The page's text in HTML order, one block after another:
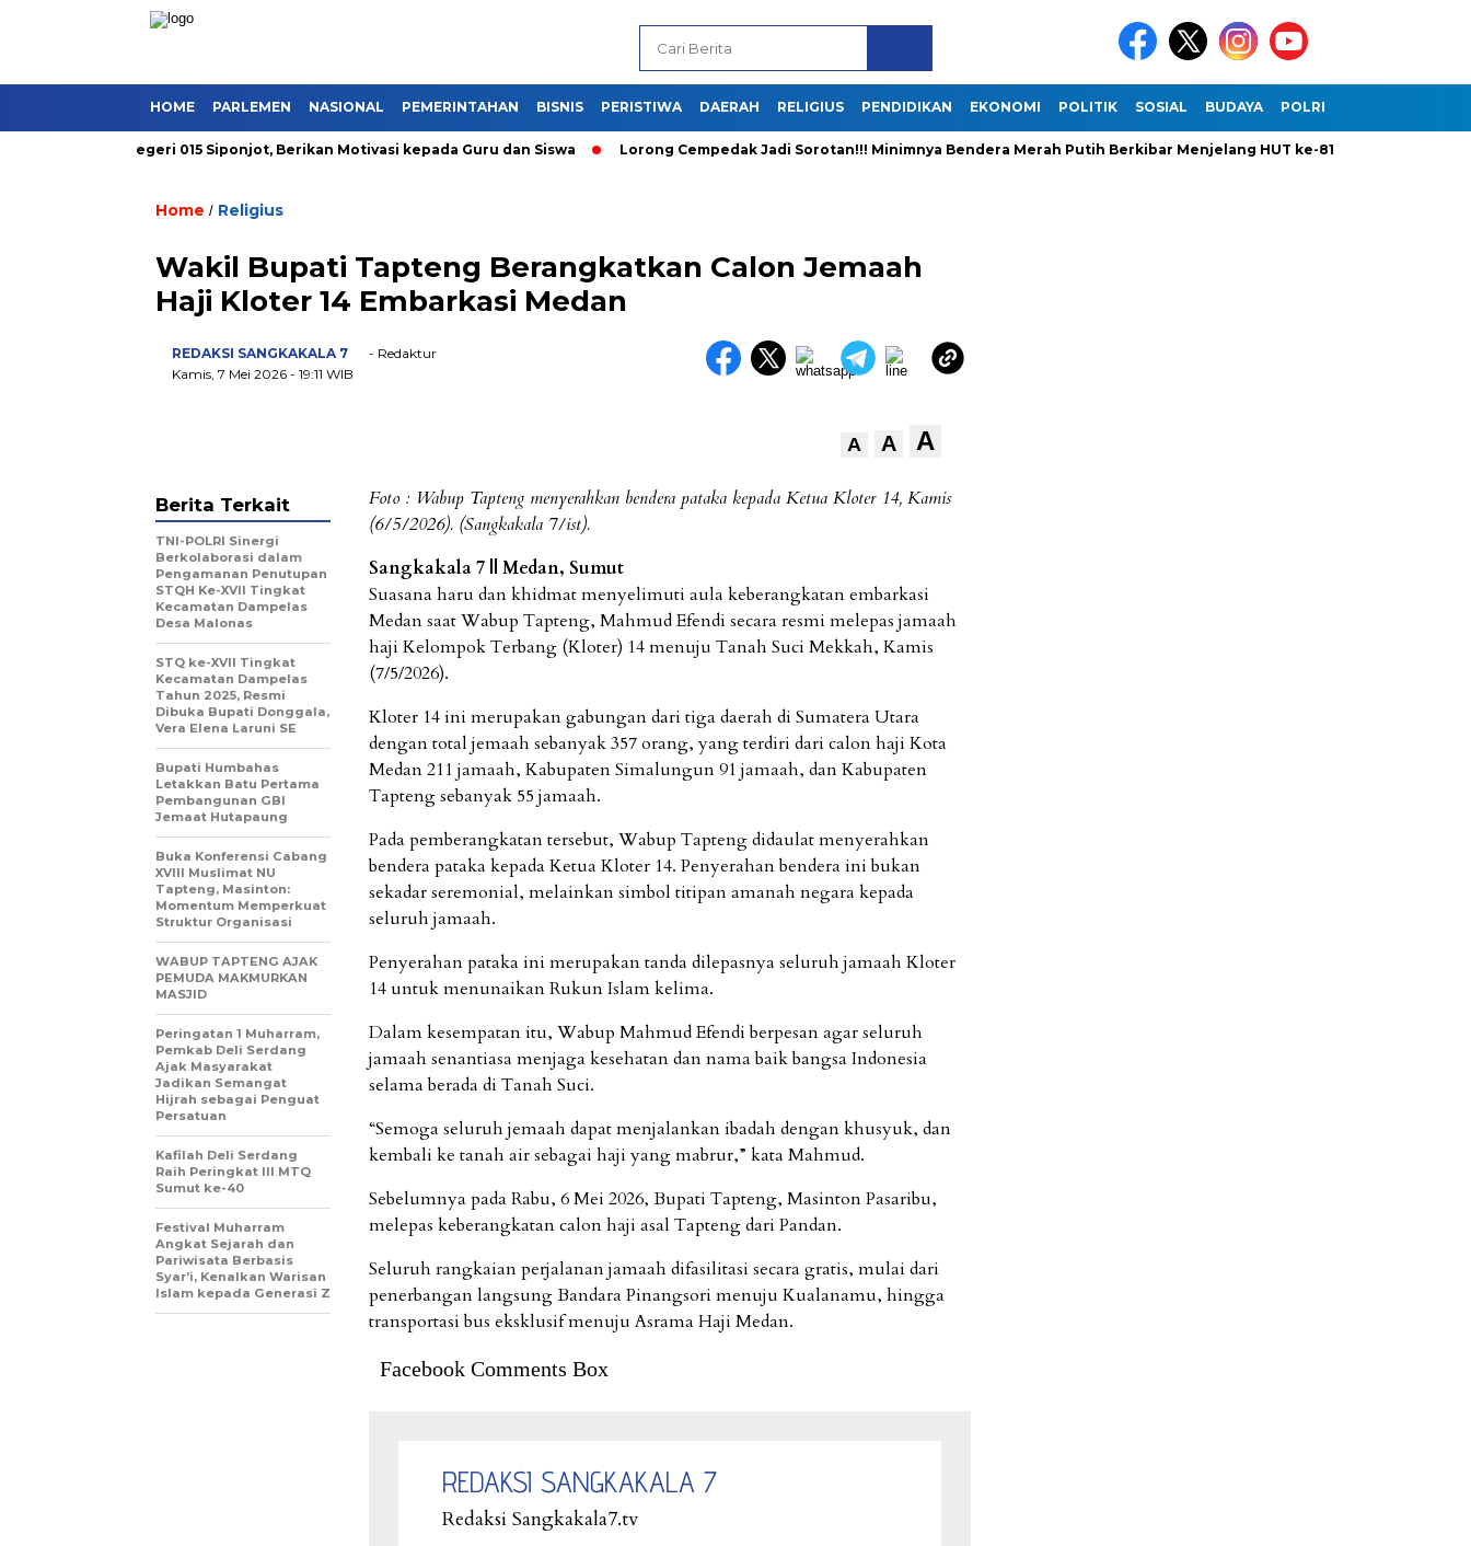
HOME PARLEMEN NASIONAL PEMERINTAHAN BISNIS PERISTIWA DAERAH RELIGIUS PENDIDIKAN EKONOMI POLITIK SOSIAL BUDAYA POLRI
UPT SMP Negeri 015 Siponjot, Berikan Motivasi kepada Guru dan Siswa Lorong Cempedak Jadi Sorotan!!! Minimnya Bendera Merah Putih Berkibar Menjelang HUT ke-81 Kemerdekaan
Home / Religius
Wakil Bupati Tapteng Berangkatkan Calon Jemaah
Haji Kloter 14 Embarkasi Medan
REDAKSI SANGKAKALA 7
- Redaktur
Kamis, 7 Mei 2026 - 19:11 WIB
A A A
Foto : Wabup Tapteng menyerahkan bendera pataka kepada Ketua Kloter 14, Kamis
(6/5/2026). (Sangkakala 7/ist).
Sangkakala 7 || Medan, Sumut
Suasana haru dan khidmat menyelimuti aula keberangkatan embarkasi
Medan saat Wabup Tapteng, Mahmud Efendi secara resmi melepas jamaah
haji Kelompok Terbang (Kloter) 14 menuju Tanah Suci Mekkah, Kamis
(7/5/2026).
Kloter 14 ini merupakan gabungan dari tiga daerah di Sumatera Utara
dengan total jemaah sebanyak 357 orang, yang terdiri dari calon haji Kota
Medan 211 jamaah, Kabupaten Simalungun 91 jamaah, dan Kabupaten
Tapteng sebanyak 55 jamaah.
Pada pemberangkatan tersebut, Wabup Tapteng didaulat menyerahkan
bendera pataka kepada Ketua Kloter 14. Penyerahan bendera ini bukan
sekadar seremonial, melainkan simbol titipan amanah negara kepada
seluruh jamaah.
Penyerahan pataka ini merupakan tanda dilepasnya seluruh jamaah Kloter
14 untuk menunaikan Rukun Islam kelima.
Dalam kesempatan itu, Wabup Mahmud Efendi berpesan agar seluruh
jamaah senantiasa menjaga kesehatan dan nama baik bangsa Indonesia
selama berada di Tanah Suci.
“Semoga seluruh jemaah dapat menjalankan ibadah dengan khusyuk, dan
kembali ke tanah air sebagai haji yang mabrur,” kata Mahmud.
Sebelumnya pada Rabu, 6 Mei 2026, Bupati Tapteng, Masinton Pasaribu,
melepas keberangkatan calon haji asal Tapteng dari Pandan.
Seluruh rangkaian perjalanan jamaah difasilitasi secara gratis, mulai dari
penerbangan langsung Bandara Pinangsori menuju Kualanamu, hingga
transportasi bus eksklusif menuju Asrama Haji Medan.
Facebook Comments Box
REDAKSI SANGKAKALA 7
Redaksi Sangkakala7.tv
Berita Terkait
TNI-POLRI Sinergi
Berkolaborasi dalam
Pengamanan Penutupan
STQH Ke-XVII Tingkat
Kecamatan Dampelas
Desa Malonas
STQ ke-XVII Tingkat
Kecamatan Dampelas
Tahun 2025, Resmi
Dibuka Bupati Donggala,
Vera Elena Laruni SE
Bupati Humbahas
Letakkan Batu Pertama
Pembangunan GBI
Jemaat Hutapaung
Buka Konferensi Cabang
XVIII Muslimat NU
Tapteng, Masinton:
Momentum Memperkuat
Struktur Organisasi
WABUP TAPTENG AJAK
PEMUDA MAKMURKAN
MASJID
Peringatan 1 Muharram,
Pemkab Deli Serdang
Ajak Masyarakat
Jadikan Semangat
Hijrah sebagai Penguat
Persatuan
Kafilah Deli Serdang
Raih Peringkat III MTQ
Sumut ke-40
Festival Muharram
Angkat Sejarah dan
Pariwisata Berbasis
Syar’i, Kenalkan Warisan
Islam kepada Generasi Z